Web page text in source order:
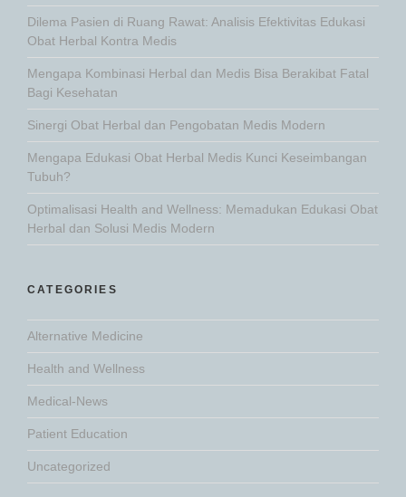
Dilema Pasien di Ruang Rawat: Analisis Efektivitas Edukasi
Obat Herbal Kontra Medis
Mengapa Kombinasi Herbal dan Medis Bisa Berakibat Fatal
Bagi Kesehatan
Sinergi Obat Herbal dan Pengobatan Medis Modern
Mengapa Edukasi Obat Herbal Medis Kunci Keseimbangan
Tubuh?
Optimalisasi Health and Wellness: Memadukan Edukasi Obat
Herbal dan Solusi Medis Modern
CATEGORIES
Alternative Medicine
Health and Wellness
Medical-News
Patient Education
Uncategorized